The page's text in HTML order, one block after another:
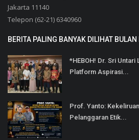
Jakarta 11140
Telepon (62-21) 6340960
BERITA PALING BANYAK DILIHAT BULAN
*HEBOH! Dr. Sri Untari
Platform Aspirasi...
Prof. Yanto:
Pelanggaran Etik...